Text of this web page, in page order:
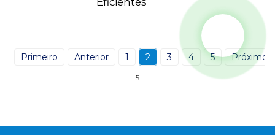
Primeiro Anterior 1 2 3 4 5 Próximo
5